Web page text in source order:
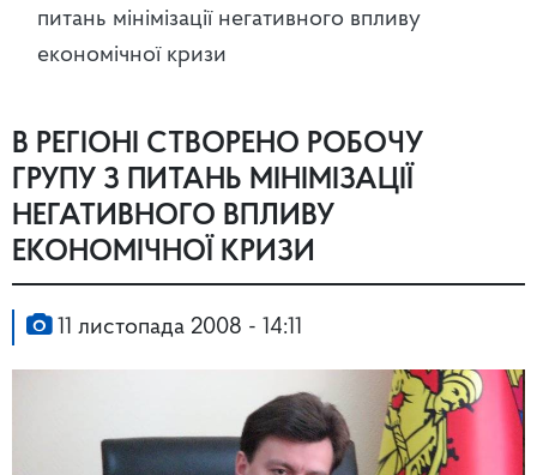
питань мінімізації негативного впливу
економічної кризи
В РЕГІОНІ СТВОРЕНО РОБОЧУ
ГРУПУ З ПИТАНЬ МІНІМІЗАЦІЇ
НЕГАТИВНОГО ВПЛИВУ
ЕКОНОМІЧНОЇ КРИЗИ
11 листопада 2008 - 14:11